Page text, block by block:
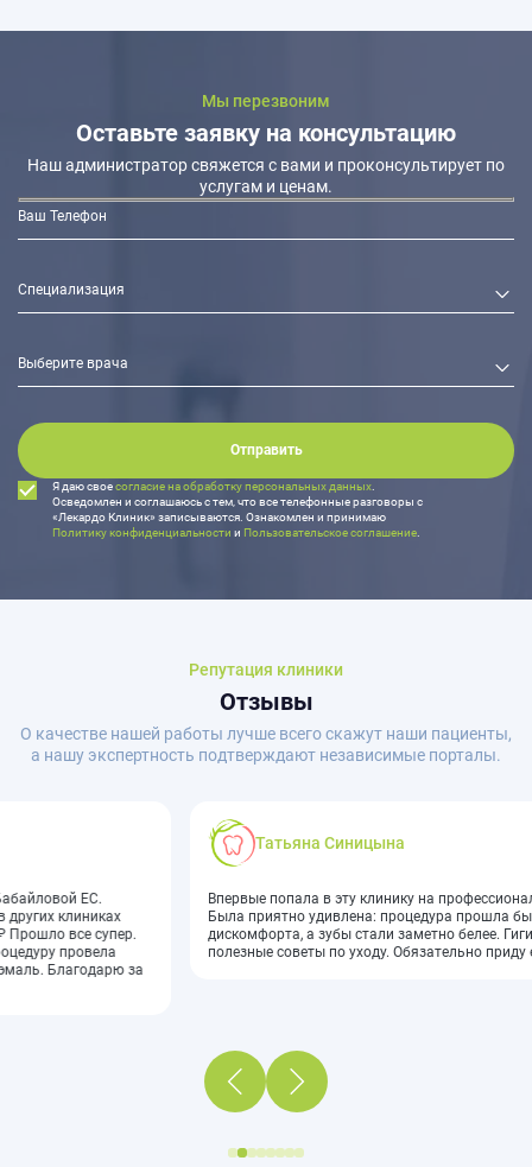
Мы перезвоним
Оставьте заявку на консультацию
Наш администратор свяжется с вами и проконсультирует по
услугам и ценам.
Отправить
Я даю своесогласие на обработку персональных данных
Осведомлен и соглашаюсь с тем, что все телефонные разговоры с
«Лекардо Клиник» записываются. Ознакомлен и принимаю
Политику конфиденциальности и Пользовательское соглашение
Репутация клиники
Отзывы
О качестве нашей работы лучше всего скажут наши пациенты,
а нашу экспертность подтверждают независимые порталы.
Татьяна Синицына
Впервые попала в эту клинику на профессиональную чистку зубов.
Была приятно удивлена: процедура прошла быстро, без
дискомфорта, а зубы стали заметно белее. Гигиенист дала
полезные советы по уходу. Обязательно приду ещё!